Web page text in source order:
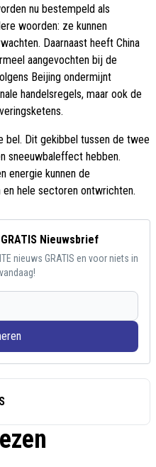
nu bestempeld als
woorden: ze kunnen
Daarnaast heeft China
aangevochten bij de
Beijing ondermijnt
handelsregels, maar ook de
bel. Dit gekibbel tussen de twee
sneeuwbaleffect hebben.
energie kunnen de
hele sectoren ontwrichten.
Nieuwsbrief
nieuws GRATIS en voor niets in